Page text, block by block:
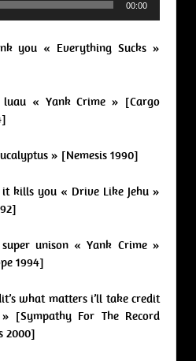
00:00
you « Everything Sucks »
« Yank Crime » [Cargo
» [Nemesis 1990]
kills you « Drive Like Jehu »
unison « Yank Crime »
1994]
what matters i’ll take credit
[Sympathy For The Record
2000]